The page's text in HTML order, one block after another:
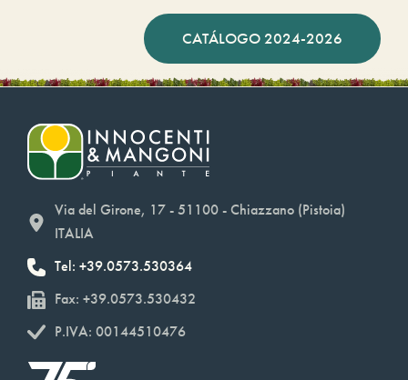
CATÁLOGO 2024-2026
Via del Girone, 17 - 51100 - Chiazzano (Pistoia)
ITALIA
Tel: +39.0573.530364
Fax: +39.0573.530432
P.IVA: 00144510476